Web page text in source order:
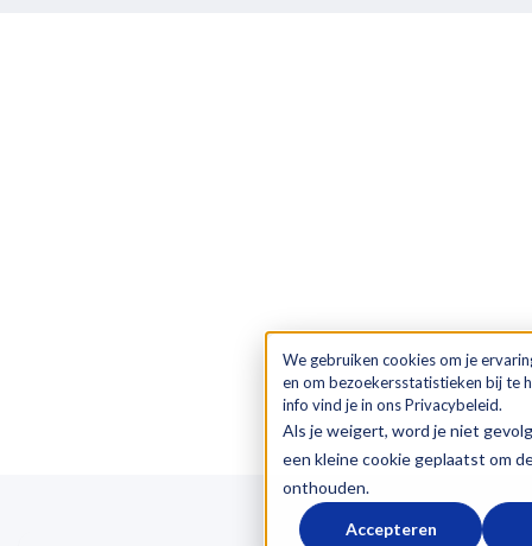
We gebruiken cookies om je
en om bezoekersstatistieken bij te
info vind je in ons Privacybeleid.
Als je weigert, word je niet
een kleine cookie geplaatst om
onthouden.
Accepteren